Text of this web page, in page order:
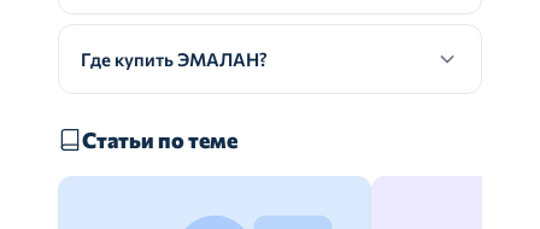
Где купить ЭМАЛАН?
Статьи по теме